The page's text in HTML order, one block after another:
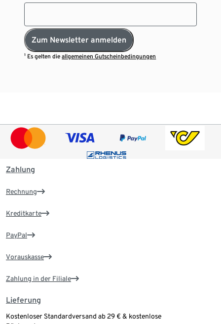
Zum Newsletter anmelden
¹ Es gelten dieallgemeinen Gutscheinbedingungen
Zahlung
Rechnung
Kreditkarte
PayPal
Vorauskasse
Zahlung in der Filiale
Lieferung
Kostenloser Standardversand ab 29 € & kostenlose